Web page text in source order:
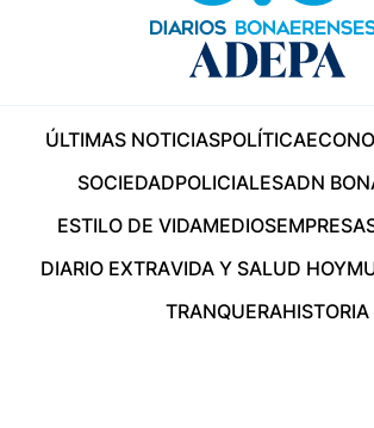
ÚLTIMAS NOTICIASPOLÍTICA
SOCIEDADPOLICIALESADN
ESTILO DE VIDAMEDIOS
DIARIO EXTRAVIDA Y SALUD HOY
TRANQUERAHISTORIA